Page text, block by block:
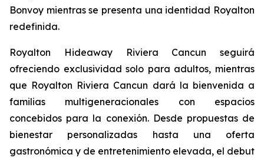
Bonvoy mientras se presenta una identidad Royalton
redefinida.
Royalton Hideaway Riviera Cancun seguirá
ofreciendo exclusividad solo para adultos, mientras
que Royalton Riviera Cancun dará la bienvenida a
familias multigeneracionales con espacios
concebidos para la conexión. Desde propuestas de
bienestar personalizadas hasta una oferta
gastronómica y de entretenimiento elevada, el debut